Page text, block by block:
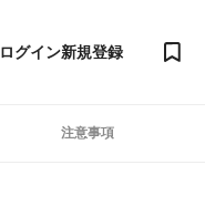
ログイン新規登録
注意事項